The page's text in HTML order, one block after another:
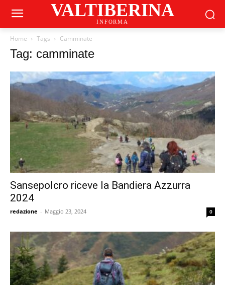
VALTIBERINA
INFORMA
Home Tags Camminate
Tag: camminate
Sansepolcro riceve la Bandiera Azzurra
2024
redazione - Maggio 23, 2024 0